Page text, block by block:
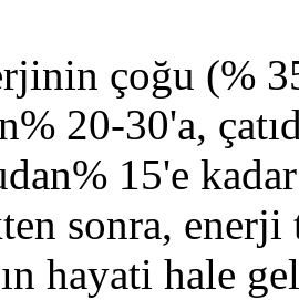
çoğu (%
20-30'a,
15'e
sonra,
hayati hale